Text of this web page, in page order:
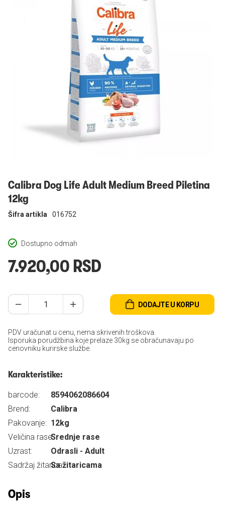
Calibra Dog Life Adult Medium Breed Piletina
12kg
Dostupno odmah
Šifra artikla 016752
7.920,00 RSD
DODAJTE U KORPU
PDV uračunat u cenu, nema skrivenih troškova.
Isporuka porudžbina koje prelaze 30kg se obračunavaju po
cenovniku kurirske službe.
Karakteristike:
barcode:
8594062086604
Brend:
Calibra
Pakovanje: 12kg
Veličina rase:Srednje rase
Uzrast:
Odrasli - Adult
Sadržaj žitarica:Sa žitaricama
Opis